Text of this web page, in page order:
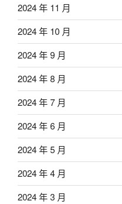
2024 年 11 月
2024 年 10 月
2024 年 9 月
2024 年 8 月
2024 年 7 月
2024 年 6 月
2024 年 5 月
2024 年 4 月
2024 年 3 月